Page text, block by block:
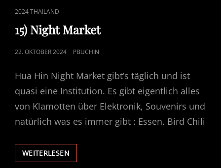
CAT
LINKS
2024 THAILAND
15) Night Market
POSTED
22. OKTOBER 2024 PBUCHIN
Hua Hin Night Market gibt’s täglich und ist
quasi eine Institution. Es gibt eigentlich alles
von Klamotten über Elektronik, Souvenirs und
natürlich was es immer gibt : Essen. Bird Chili
WEITERLESEN15)
NIGHT